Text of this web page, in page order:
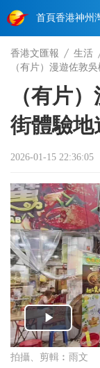
首頁香港神州
香港文匯報 生活
（有片）漫遊佐敦
（有片
街體驗地
2026-01-15 22:36:05
拍攝、剪輯︰雨文